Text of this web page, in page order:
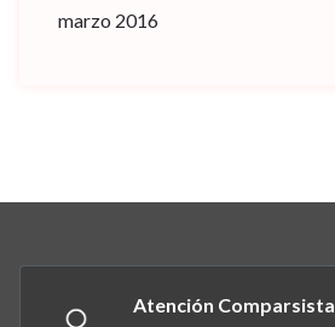
marzo 2016
Atención Comparsista